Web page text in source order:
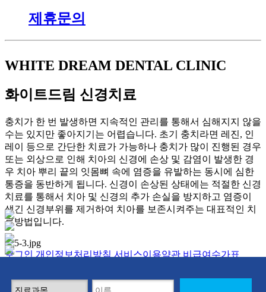
제휴문의
WHITE DREAM DENTAL CLINIC
화이트드림 신경치료
충치가 한 번 발생하면 지속적인 관리를 통해서 심해지지 않을
수는 있지만 좋아지기는 어렵습니다. 초기 충치라면 레진, 인
레이 등으로 간단한 치료가 가능하나 충치가 많이 진행된 경우
또는 외상으로 인해 치아의 신경에 손상 및 감염이 발생한 경
우 치아 뿌리 끝의 잇몸뼈 속에 염증을 유발하는 동시에 심한
통증을 동반하게 됩니다. 신경이 손상된 상태에는 적절한 신경
치료를 통해서 치아 및 신경의 추가 손실을 방지하고 염증이
생긴 신경부위를 제거하여 치아를 보존시켜주는 대표적인 치
료방법입니다.
로그인 개인정보처리방침 서비스이용약관 비급여수가표
화이트드림치과의원 | 대표: 정수윤
주소: 서울특별시 서초구 서초동 1307-21번지, Block77 5층